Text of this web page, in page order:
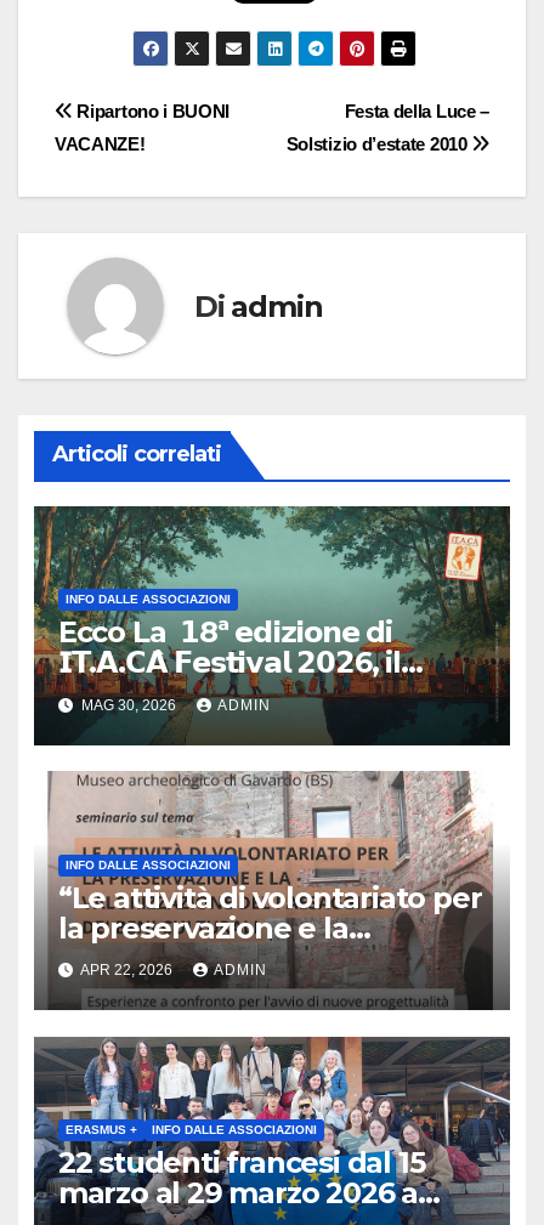
Navigazione
Festa della Luce –
Solstizio d’estate 2010
Ripartono i BUONI
VACANZE!
Di admin
Articoli correlati
INFO DALLE ASSOCIAZIONI
Ecco La 𝟭8ª 𝗲𝗱𝗶𝘇𝗶𝗼𝗻𝗲 di
𝗜𝗧.𝗔.𝗖𝗔̀ 𝗙𝗲𝘀𝘁𝗶𝘃𝗮𝗹 𝟮𝟬𝟮6, il
primo e unico festival in Italia
dedicato al turismo
responsabile.
MAG 30, 2026 ADMIN
INFO DALLE ASSOCIAZIONI
“Le attività di volontariato per
la preservazione e la
valorizzazione del paesaggio
e dei beni culturali
Esperienze a confronto per
l’avvio di nuove
progettualità – Sabato 2
maggio 2026 ore 10:30 Museo
archeologico di Gavardo (BS)
APR 22, 2026 ADMIN
ERASMUS + INFO DALLE ASSOCIAZIONI
22 studenti francesi dal 15
marzo al 29 marzo 2026 a